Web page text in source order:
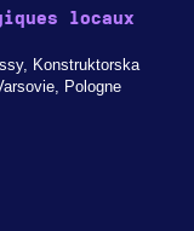
locaux
Konstruktorska
Pologne